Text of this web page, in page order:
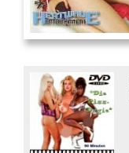
And Confused #8 - ...